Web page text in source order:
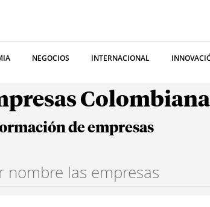
NEGOCIOS INTERNACIONAL
de empresas